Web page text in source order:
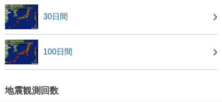
30日間
100日間
地震観測回数